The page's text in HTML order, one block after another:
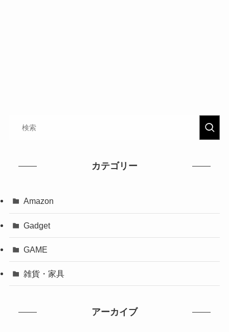
カテゴリー
Amazon
Gadget
GAME
雑貨・家具
アーカイブ